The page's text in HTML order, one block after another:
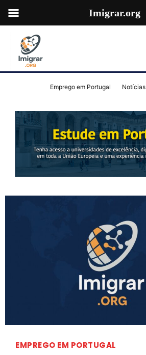
Emprego em Portugal Notícias
EMPREGO EM PORTUGAL
Imigrar.org